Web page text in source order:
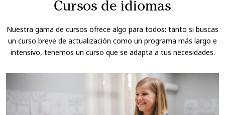
Cursos de idiomas
Nuestra gama de cursos ofrece algo para todos: tanto si buscas
un curso breve de actualización como un programa más largo e
intensivo, tenemos un curso que se adapta a tus necesidades.